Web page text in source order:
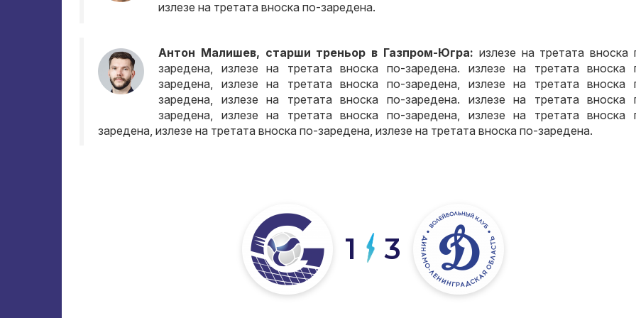
излезе на третата вноска по-заредена.
Антон Малишев, старши треньор в Газпром-Югра: излезе на третата вноска
заредена, излезе на третата вноска по-заредена. излезе на третата вноска
заредена, излезе на третата вноска по-заредена, излезе на третата вноска
заредена, излезе на третата вноска по-заредена. излезе на третата вноска
заредена, излезе на третата вноска по-заредена, излезе на третата вноска
заредена, излезе на третата вноска по-заредена, излезе на третата вноска по-заредена.
1 3